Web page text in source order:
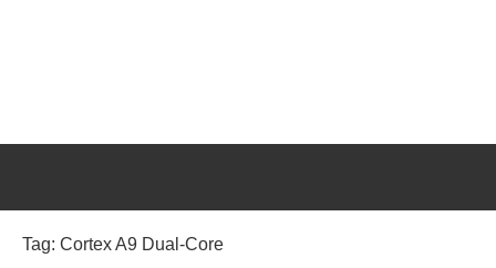
Tag: Cortex A9 Dual-Core